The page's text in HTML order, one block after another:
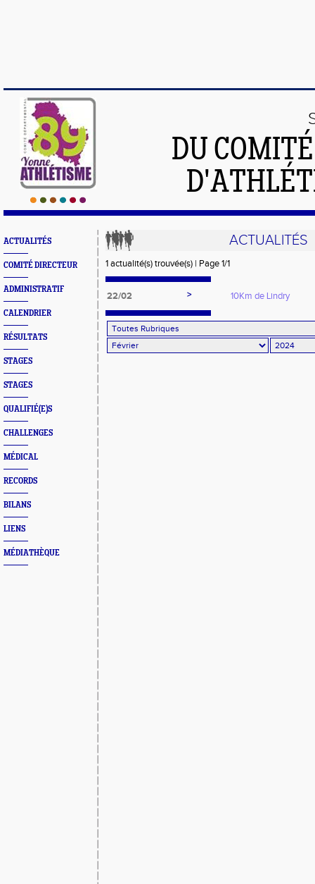
DU
ACTUALITÉS
COMITÉ DIRECTEUR
ADMINISTRATIF
CALENDRIER
RÉSULTATS
STAGES
STAGES
QUALIFIÉ(E)S
CHALLENGES
MÉDICAL
RECORDS
BILANS
LIENS
MÉDIATHÈQUE
ACTUALITÉS
1 actualité(s) trouvée(s) | Page 1/1
22/02 > 10Km de Lindry